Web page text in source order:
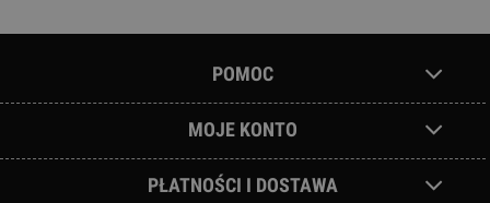
POMOC
MOJE KONTO
PŁATNOŚCI I DOSTAWA